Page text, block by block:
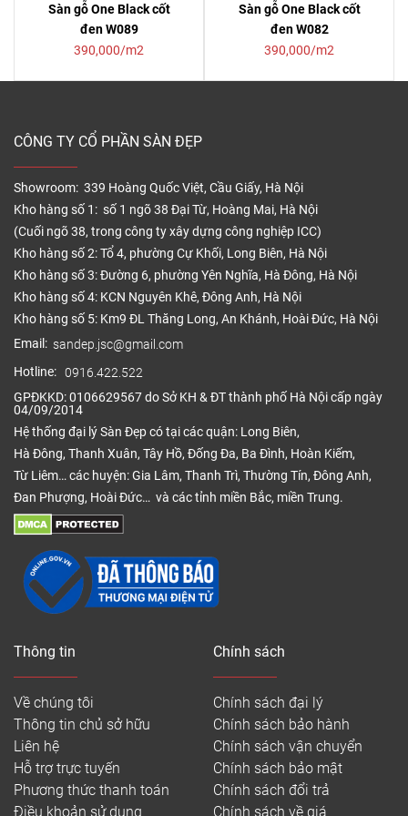
Sàn gỗ One Black cốt
đen W089
390,000/m2
Sàn gỗ One Black cốt
đen W082
390,000/m2
CÔNG TY CỔ PHẦN SÀN ĐẸP
Showroom: 339 Hoàng Quốc Việt, Cầu Giấy, Hà Nội
Kho hàng số 1: số 1 ngõ 38 Đại Từ, Hoàng Mai, Hà Nội
(Cuối ngõ 38, trong công ty xây dựng công nghiệp ICC)
Kho hàng số 2: Tổ 4, phường Cự Khối, Long Biên, Hà Nội
Kho hàng số 3: Đường 6, phường Yên Nghĩa, Hà Đông, Hà Nội
Kho hàng số 4: KCN Nguyên Khê, Đông Anh, Hà Nội
Kho hàng số 5: Km9 ĐL Thăng Long, An Khánh, Hoài Đức, Hà Nội
Email: sandep.jsc@gmail.com
Hotline: 0916.422.522
GPĐKKD: 0106629567 do Sở KH & ĐT thành phố Hà Nội cấp ngày
04/09/2014
Hệ thống đại lý Sàn Đẹp có tại các quận: Long Biên,
Hà Đông, Thanh Xuân, Tây Hồ, Đống Đa, Ba Đình, Hoàn Kiếm,
Từ Liêm… các huyện: Gia Lâm, Thanh Trì, Thường Tín, Đông Anh,
Đan Phượng, Hoài Đức… và các tỉnh miền Bắc, miền Trung.
Thông tin
Về chúng tôi
Thông tin chủ sở hữu
Liên hệ
Hỗ trợ trực tuyến
Phương thức thanh toán
Điều khoản sử dụng
Chính sách
Chính sách đại lý
Chính sách bảo hành
Chính sách vận chuyển
Chính sách bảo mật
Chính sách đổi trả
Chính sách về giá